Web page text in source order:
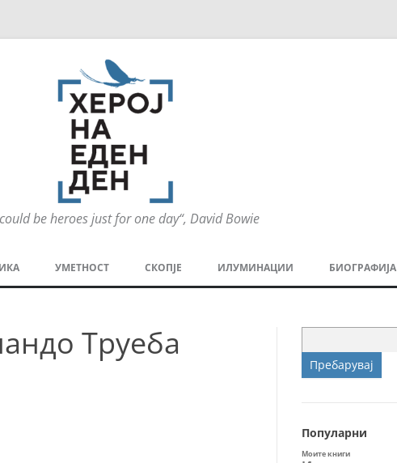
be heroes just for one day“, David Bowie
содржината
УМЕТНОСТ
ТЕАТАР
СКОПЈЕ ИЛУМИНАЦИИ
СПОРТ
БИОГРАФИЈА
Труеба
за:
Популарни